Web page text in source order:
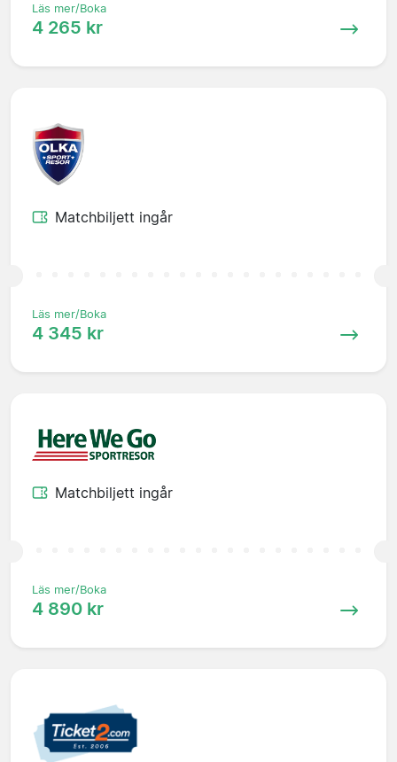
Läs mer/Boka
4 265 kr
Matchbiljett ingår
Läs mer/Boka
4 345 kr
Matchbiljett ingår
Läs mer/Boka
4 890 kr